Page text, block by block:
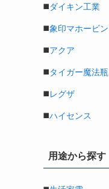
◼️ダイキン工業
◼️象印マホービン
◼️アクア
◼️タイガー魔法瓶
◼️レグザ
◼️ハイセンス
用途から探す